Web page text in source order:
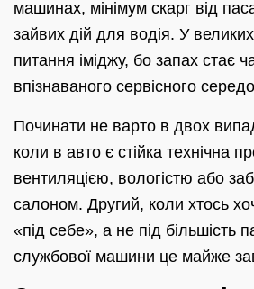
машинах, мінімум скарг від
зайвих дій для водія. У
питання іміджу, бо запах стає
впізнаваного сервісного
Починати не варто в двох
коли в авто є стійка технічна
вентиляцією, вологістю або
салоном. Другий, коли хтось
«під себе», а не під більшість
службової машини це майже